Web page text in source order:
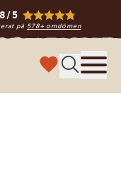
5
på 578+ omdömen